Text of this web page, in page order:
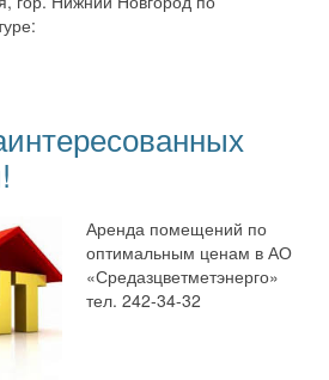
Аренда помещений по
оптимальным ценам в АО
«Средазцветметэнерго»
тел. 242-34-32